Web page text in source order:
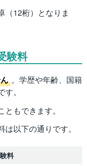
（12桁）となりま
験料
。学歴や年齢、国籍
。
もできます。
以下の通りです。
料